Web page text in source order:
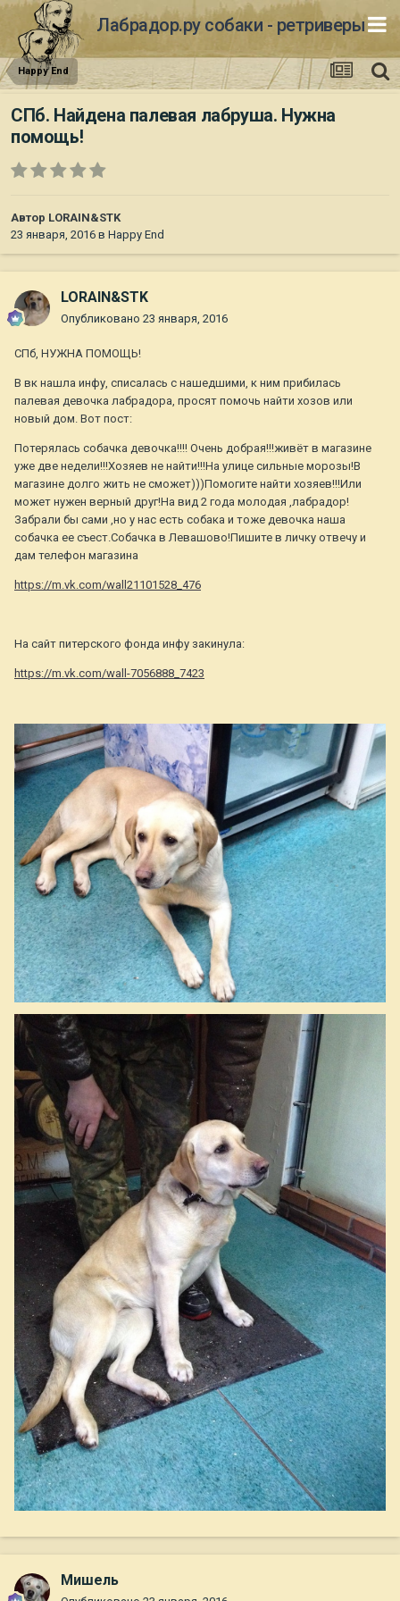
Лабрадор.ру собаки - ретриверы
Happy End
СПб. Найдена палевая лабруша. Нужна
помощь!
Автор LORAIN&STK
23 января, 2016 в Happy End
LORAIN&STK
Опубликовано 23 января, 2016
СПб, НУЖНА ПОМОЩЬ!
В вк нашла инфу, списалась с нашедшими, к ним прибилась
палевая девочка лабрадора, просят помочь найти хозов или
новый дом. Вот пост:
Потерялась собачка девочка!!!! Очень добрая!!!живёт в магазине
уже две недели!!!Хозяев не найти!!!На улице сильные морозы!В
магазине долго жить не сможет)))Помогите найти хозяев!!!Или
может нужен верный друг!На вид 2 года молодая ,лабрадор!
Забрали бы сами ,но у нас есть собака и тоже девочка наша
собачка ее съест.Собачка в Левашово!Пишите в личку отвечу и
дам телефон магазина
https://m.vk.com/wall21101528_476
На сайт питерского фонда инфу закинула:
https://m.vk.com/wall-7056888_7423
Мишель